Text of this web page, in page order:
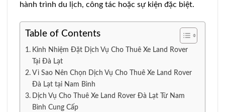
hành trình du lịch, công tác hoặc sự kiện đặc biệt.
Table of Contents
Kinh Nhiệm Đặt Dịch Vụ Cho Thuê Xe Land Rover
Tại Đà Lạt
Vì Sao Nên Chọn Dịch Vụ Cho Thuê Xe Land Rover
Đà Lạt tại Nam Bình
Dịch Vụ Cho Thuê Xe Land Rover Đà Lạt Từ Nam
Bình Cung Cấp